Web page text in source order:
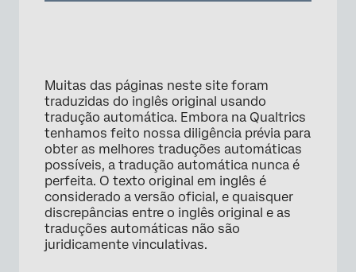
Muitas das páginas neste site foram
traduzidas do inglês original usando
tradução automática. Embora na Qualtrics
tenhamos feito nossa diligência prévia para
obter as melhores traduções automáticas
possíveis, a tradução automática nunca é
perfeita. O texto original em inglês é
considerado a versão oficial, e quaisquer
discrepâncias entre o inglês original e as
traduções automáticas não são
juridicamente vinculativas.